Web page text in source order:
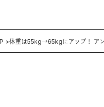
体重は55kg→65kgにアップ！ ア